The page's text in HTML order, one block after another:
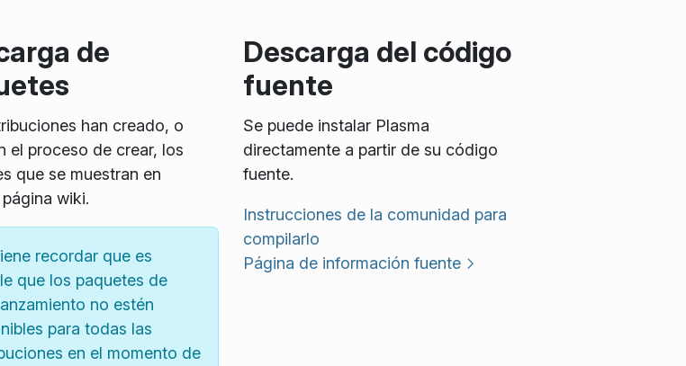
de
han creado, o
el proceso de crear, los
que se muestran en
wiki.
recordar que es
que los paquetes de
no estén
para todas las
en el momento de
Descarga del código
fuente
Se puede instalar Plasma
directamente a partir de su código
fuente.
Instrucciones de la comunidad para
compilarlo
Página de información fuente